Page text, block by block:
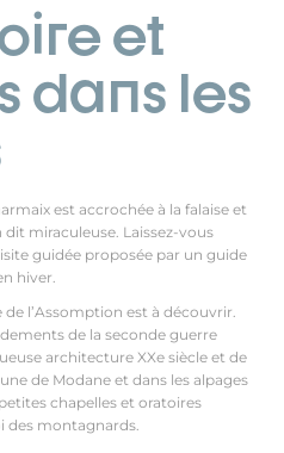
et
dans les
est accrochée à la falaise et
miraculeuse. Laissez-vous
guidée proposée par un guide
hiver.
l’Assomption est à découvrir.
de la seconde guerre
architecture XXe siècle et de
de Modane et dans les alpages
chapelles et oratoires
des montagnards.